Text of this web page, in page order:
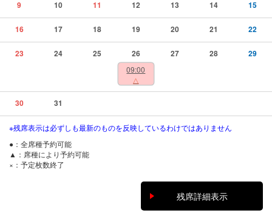
9 10 11 12 13 14 15
16 17 18 19 20 21 22
23 24 25 26
09:00
△
27 28 29
30 31
※残席表示は必ずしも最新のものを反映しているわけではありません
●：全席種予約可能
▲：席種により予約可能
×：予定枚数終了
残席詳細表示